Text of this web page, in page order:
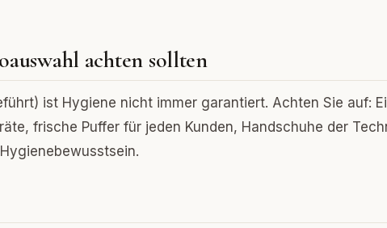
achten sollten
ist Hygiene nicht immer garantiert. Achten Sie auf:
frische Puffer für jeden Kunden, Handschuhe der